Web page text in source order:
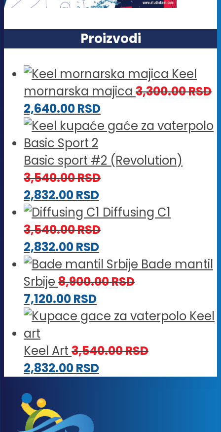
Proizvodi
Keel
mornarska majica 3,300.00RSD
2,640.00RSD
Basic sport #2 (Revolution)
3,540.00RSD
2,832.00RSD
Diffusing C1
3,540.00RSD
2,832.00RSD
Bade mantil
Srbije 8,900.00RSD
7,120.00RSD
Keel Art 3,540.00RSD
2,832.00RSD